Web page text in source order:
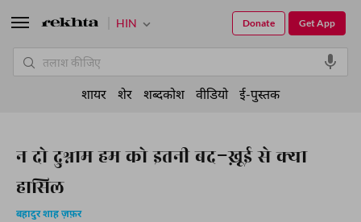
न दो दुश्नाम हम को इतनी बद-ख़़ूई से क्या
हासिल
बहादुर शाह ज़फ़र
HIN Get App
Donate
शायर शेर शब्दकोश वीडियो ई-पुस्तक